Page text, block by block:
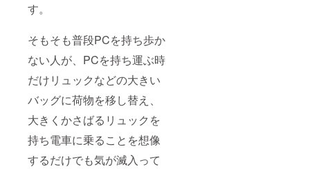
す。
そもそも普段PCを持ち歩か
ない人が、PCを持ち運ぶ時
だけリュックなどの大きい
バッグに荷物を移し替え、
大きくかさばるリュックを
持ち電車に乗ることを想像
するだけでも気が滅入って